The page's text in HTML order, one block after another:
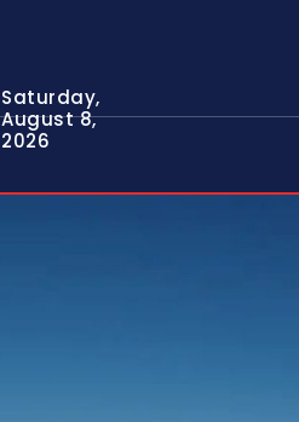
Saturday,
August 8,
2026